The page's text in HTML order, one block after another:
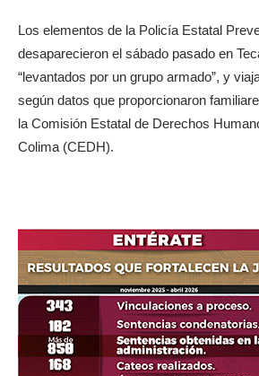
Los elementos de la Policía Estatal
desaparecieron el sábado pasado en
“levantados por un grupo armado”, y
según datos que proporcionaron
la Comisión Estatal de Derechos
Colima (CEDH).